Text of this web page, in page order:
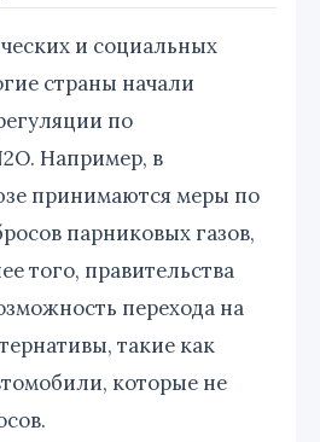
и социальных
страны начали
по
Например, в
принимаются меры по
парниковых газов,
того, правительства
перехода на
такие как
которые не